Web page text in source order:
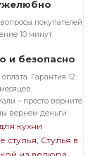
покупателей
10 минут
и безопасно
Гарантия 12
месяцев.
– просто верните
вернем деньги.
кухни
стулья Стулья в